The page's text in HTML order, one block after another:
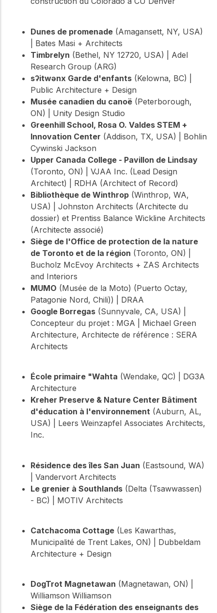
Dunes de promenade (Amagansett, NY, USA)
| Bates Masi + Architects
Timbrelyn (Bethel, NY 12720, USA) | Adel
Research Group (ARG)
sʔitwənx Garde d'enfants (Kelowna, BC) |
Public Architecture + Design
Musée canadien du canoë (Peterborough,
ON) | Unity Design Studio
Greenhill School, Rosa O. Valdes STEM +
Innovation Center (Addison, TX, USA) | Bohlin
Cywinski Jackson
Upper Canada College - Pavillon de Lindsay
(Toronto, ON) | VJAA Inc. (Lead Design
Architect) | RDHA (Architect of Record)
Bibliothèque de Winthrop (Winthrop, WA,
USA) | Johnston Architects (Architecte du
dossier) et Prentiss Balance Wickline Architects
(Architecte associé)
Siège de l'Office de protection de la nature
de Toronto et de la région (Toronto, ON) |
Bucholz McEvoy Architects + ZAS Architects
and Interiors
MUMO (Musée de la Moto) (Puerto Octay,
Patagonie Nord, Chili)) | DRAA
Google Borregas (Sunnyvale, CA, USA) |
Concepteur du projet : MGA | Michael Green
Architecture, Architecte de référence : SERA
Architects
École primaire "Wahta (Wendake, QC) | DG3A
Architecture
Kreher Preserve & Nature Center Bâtiment
d'éducation à l'environnement (Auburn, AL,
USA) | Leers Weinzapfel Associates Architects,
Inc.
Résidence des îles San Juan (Eastsound, WA)
| Vandervort Architects
Le grenier à Southlands (Delta (Tsawwassen)
- BC) | MOTIV Architects
Catchacoma Cottage (Les Kawarthas,
Municipalité de Trent Lakes, ON) | Dubbeldam
Architecture + Design
DogTrot Magnetawan (Magnetawan, ON) |
Williamson Williamson
Siège de la Fédération des enseignants des